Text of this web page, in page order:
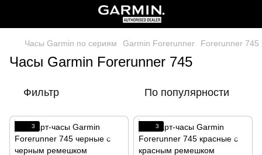
Часы Garmin по сериям Garmin Forerunner Forerunner 745
Часы Garmin Forerunner 745
Фильтр По популярности
3 3